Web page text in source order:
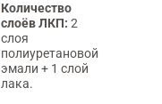
Количество
слоёв ЛКП: 2
слоя
полиуретановой
эмали + 1 слой
лака.